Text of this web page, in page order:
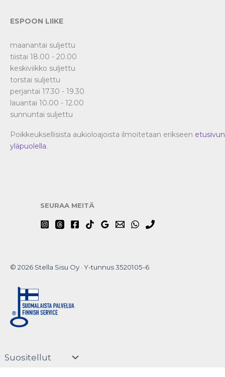
ESPOON LIIKE
maanantai suljettu
tiistai 18.00 - 20.00
keskiviikko suljettu
torstai suljettu
perjantai 17.30 - 19.30
lauantai 10.00 - 12.00
sunnuntai suljettu
Poikkeuksellisista aukioloajoista ilmoitetaan erikseen etusivun
yläpuolella.
SEURAA MEITÄ
© 2026 Stella Sisu Oy · Y-tunnus 3520105-6